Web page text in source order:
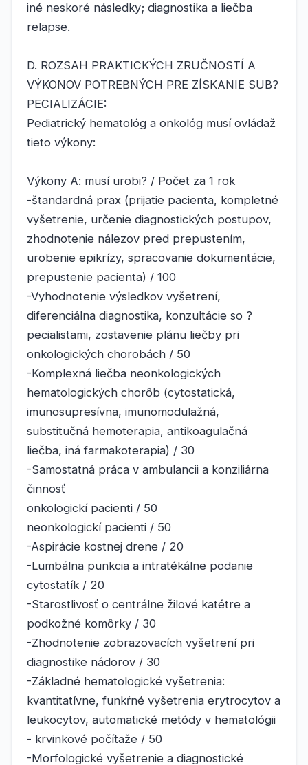
iné neskoré následky; diagnostika a liečba
relapse.
D. ROZSAH PRAKTICKÝCH ZRUČNOSTÍ A
VÝKONOV POTREBNÝCH PRE ZÍSKANIE SUB?
PECIALIZÁCIE:
Pediatrický hematológ a onkológ musí ovládaž
tieto výkony:
Výkony A: musí urobi? / Počet za 1 rok
-štandardná prax (prijatie pacienta, kompletné
vyšetrenie, určenie diagnostických postupov,
zhodnotenie nálezov pred prepustením,
urobenie epikrízy, spracovanie dokumentácie,
prepustenie pacienta) / 100
-Vyhodnotenie výsledkov vyšetrení,
diferenciálna diagnostika, konzultácie so ?
pecialistami, zostavenie plánu liečby pri
onkologických chorobách / 50
-Komplexná liečba neonkologických
hematologických chorôb (cytostatická,
imunosupresívna, imunomodulažná,
substitučná hemoterapia, antikoagulačná
liečba, iná farmakoterapia) / 30
-Samostatná práca v ambulancii a konziliárna
činnosť
onkologickí pacienti / 50
neonkologickí pacienti / 50
-Aspirácie kostnej drene / 20
-Lumbálna punkcia a intratékálne podanie
cytostatík / 20
-Starostlivosť o centrálne žilové katétre a
podkožné komôrky / 30
-Zhodnotenie zobrazovacích vyšetrení pri
diagnostike nádorov / 30
-Základné hematologické vyšetrenia:
kvantitatívne, funkŕné vyšetrenia erytrocytov a
leukocytov, automatické metódy v hematológii
- krvinkové počítaže / 50
-Morfologické vyšetrenie a diagnostické